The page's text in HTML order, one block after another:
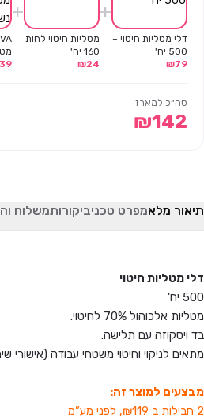
דלי מטליות חיטוי –
500 יח'
₪79
+
מטליות חיטוי לחות
160 יח'
₪24
+
39
סה״כ למארז
₪142
תיאור מלאמפרט טכניביקורותמשלוח
דלי מטליות חיטוי
500 יח'
מטליות אלכוהול 70% לחיטוי.
בד ויסקוזה עם תלישה.
מתאים לניקוי וחיטוי משטחי עבודה (אישורי
מבצעים למוצר זה:
2 חבילות ב ₪119, לפני מע”מ